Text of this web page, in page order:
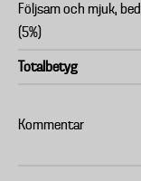
Följsam och mjuk,
(5%)
Totalbetyg
Kommentar